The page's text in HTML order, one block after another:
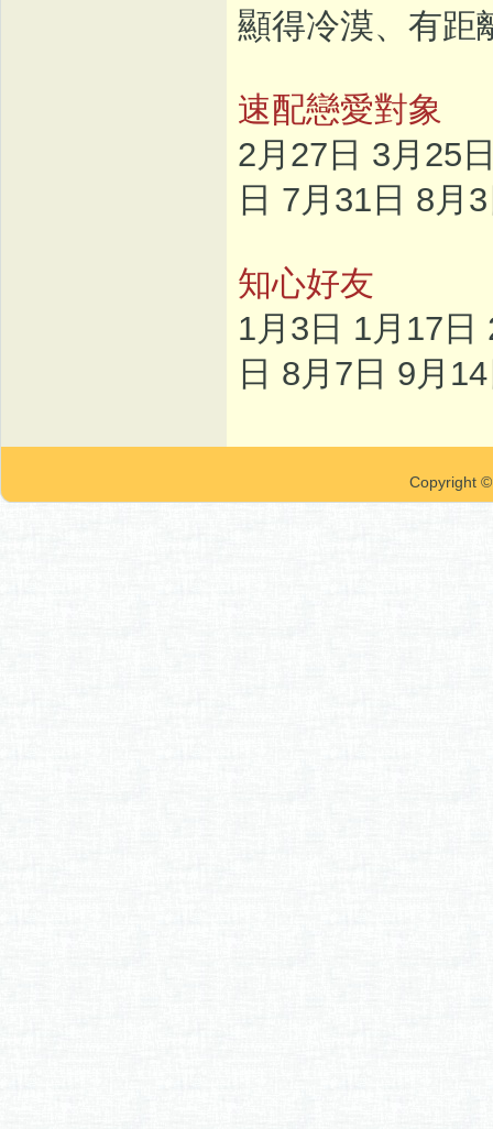
顯得冷漠、有距
速配戀愛對象
2月27日 3月25
日 7月31日 8月
知心好友
1月3日 1月17日
日 8月7日 9月
Copyright